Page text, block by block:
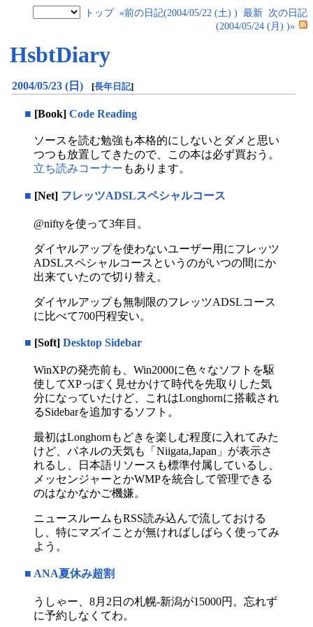
トップ «前の日記(2004/05/22 (土) ) 最新 次の日記
(2004/05/24 (月) )»
HsbtDiary
2004/05/23 (日) [長年日記]
■ [Book]Code Reading
ソースを読む勉強も本格的にしないとダメと思い
つつも放置してきたので、この本は必ず買おう。
立ち読みコーナー もあります。
■ [Net] フレッツADSLスペシャルコース
@niftyを使って3年目。
ダイヤルアップを使わないユーザー用にフレッツ
ADSLスペシャルコースというのがいつの間にか
出来ていたので切り替え。
ダイヤルアップも無制限のフレッツADSLコース
に比べて700円程安い。
■ [Soft]Desktop Sidebar
WinXPの発売前も、Win2000に色々なソフトを駆
使してXPっぽく見せかけて時代を先取りした気
分になっていたけど、これはLonghornに搭載され
るSidebarを追加するソフト。
最初はLonghornもどきを楽しむ程度に入れてみた
けど、パネルの天気も「Niigata,Japan」が表示さ
れるし、日本語リソースも標準付属しているし、
メッセンジャーとかWMPを統合して管理できる
のはなかなかご機嫌。
ニュースルームもRSS読み込んで流しておける
し、特にマズイことが無ければしばらく使ってみ
よう。
■ ANA夏休み超割
うしゃー、8月2日の札幌-新潟が15000円。忘れず
に予約しなくてわ。